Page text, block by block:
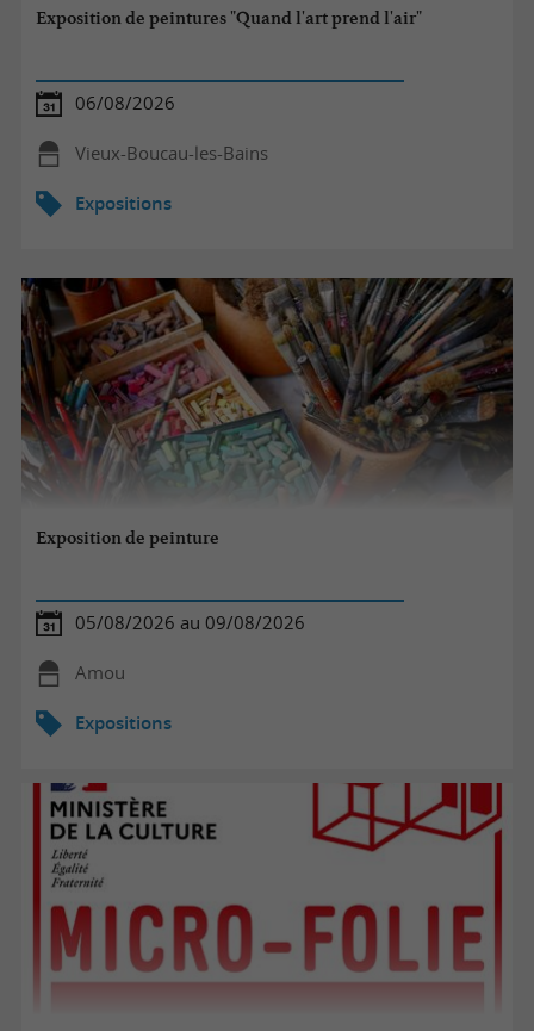
Exposition de peintures "Quand l'art prend l'air"
06/08/2026
Vieux-Boucau-les-Bains
Expositions
Exposition de peinture
05/08/2026 au 09/08/2026
Amou
Expositions